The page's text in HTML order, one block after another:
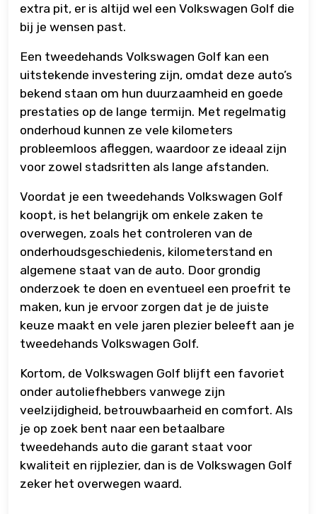
extra pit, er is altijd wel een Volkswagen Golf die
bij je wensen past.
Een tweedehands Volkswagen Golf kan een
uitstekende investering zijn, omdat deze auto’s
bekend staan om hun duurzaamheid en goede
prestaties op de lange termijn. Met regelmatig
onderhoud kunnen ze vele kilometers
probleemloos afleggen, waardoor ze ideaal zijn
voor zowel stadsritten als lange afstanden.
Voordat je een tweedehands Volkswagen Golf
koopt, is het belangrijk om enkele zaken te
overwegen, zoals het controleren van de
onderhoudsgeschiedenis, kilometerstand en
algemene staat van de auto. Door grondig
onderzoek te doen en eventueel een proefrit te
maken, kun je ervoor zorgen dat je de juiste
keuze maakt en vele jaren plezier beleeft aan je
tweedehands Volkswagen Golf.
Kortom, de Volkswagen Golf blijft een favoriet
onder autoliefhebbers vanwege zijn
veelzijdigheid, betrouwbaarheid en comfort. Als
je op zoek bent naar een betaalbare
tweedehands auto die garant staat voor
kwaliteit en rijplezier, dan is de Volkswagen Golf
zeker het overwegen waard.